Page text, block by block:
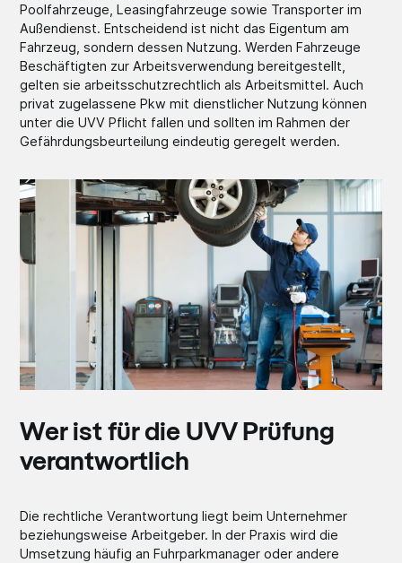
Poolfahrzeuge, Leasingfahrzeuge sowie Transporter im
Außendienst. Entscheidend ist nicht das Eigentum am
Fahrzeug, sondern dessen Nutzung. Werden Fahrzeuge
Beschäftigten zur Arbeitsverwendung bereitgestellt,
gelten sie arbeitsschutzrechtlich als Arbeitsmittel. Auch
privat zugelassene Pkw mit dienstlicher Nutzung können
unter die UVV Pflicht fallen und sollten im Rahmen der
Gefährdungsbeurteilung eindeutig geregelt werden.
Wer ist für die UVV Prüfung
verantwortlich
Die rechtliche Verantwortung liegt beim Unternehmer
beziehungsweise Arbeitgeber. In der Praxis wird die
Umsetzung häufig an Fuhrparkmanager oder andere